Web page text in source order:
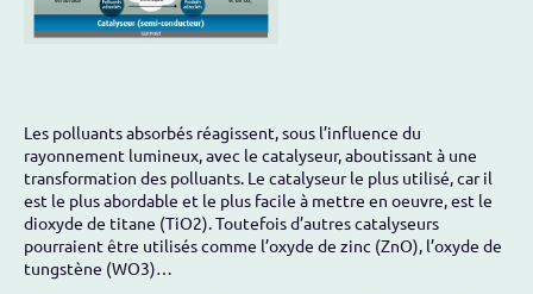
Les polluants absorbés réagissent, sous l’influence du
rayonnement lumineux, avec le catalyseur, aboutissant à une
transformation des polluants. Le catalyseur le plus utilisé, car il
est le plus abordable et le plus facile à mettre en oeuvre, est le
dioxyde de titane (TiO2). Toutefois d’autres catalyseurs
pourraient être utilisés comme l’oxyde de zinc (ZnO), l’oxyde de
tungstène (WO3)…